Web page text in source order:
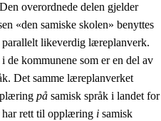
overordnede delen gjelder
«den samiske skolen» benyttes
likeverdig læreplanverk.
kommunene som er en del av
Det samme læreplanverket
på samisk språk i landet for
rett til opplæring i samisk